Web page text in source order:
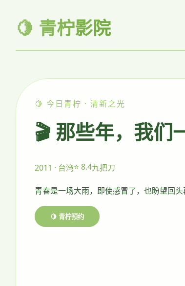
🍋 青柠影院
🍋 今日青柠 · 清新之光
🎬 那些年，我们
2011 · 台湾⭐ 8.4九把刀
青春是一场大雨，即使感冒了，也盼望回头
🍋 青柠预约